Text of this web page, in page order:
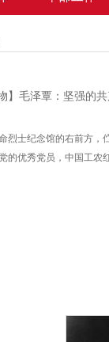
】毛泽覃：坚强的
烈士纪念馆的右前方，
的优秀党员，中国工农